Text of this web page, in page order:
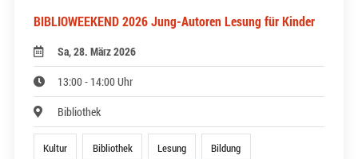
BIBLIOWEEKEND 2026 Jung-Autoren Lesung für Kinder
Sa, 28. März 2026
13:00 - 14:00 Uhr
Bibliothek
Kultur Bibliothek Lesung Bildung